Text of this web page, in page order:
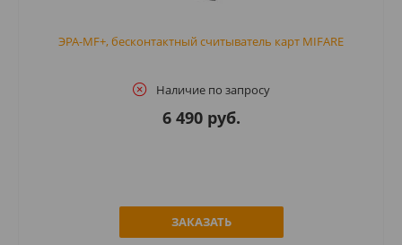
ЭРА-MF+, бесконтактный считыватель карт MIFARE
Наличие по запросу
6 490 руб.
ЗАКАЗАТЬ